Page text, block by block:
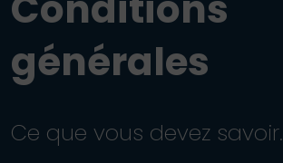
générales
Ce que vous devez savoir.